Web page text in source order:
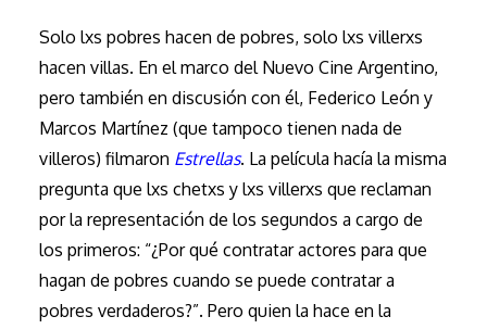
Solo lxs pobres hacen de pobres, solo lxs villerxs
hacen villas. En el marco del Nuevo Cine Argentino,
pero también en discusión con él, Federico León y
Marcos Martínez (que tampoco tienen nada de
villeros) filmaron Estrellas. La película hacía la misma
pregunta que lxs chetxs y lxs villerxs que reclaman
por la representación de los segundos a cargo de
los primeros: “¿Por qué contratar actores para que
hagan de pobres cuando se puede contratar a
pobres verdaderos?”. Pero quien la hace en la